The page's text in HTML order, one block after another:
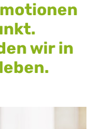
wir in